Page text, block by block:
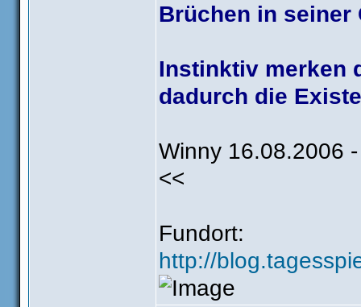
Brüchen in seiner
Instinktiv merken
dadurch die
Winny 16.08.2006
<<
Fundort:
http://